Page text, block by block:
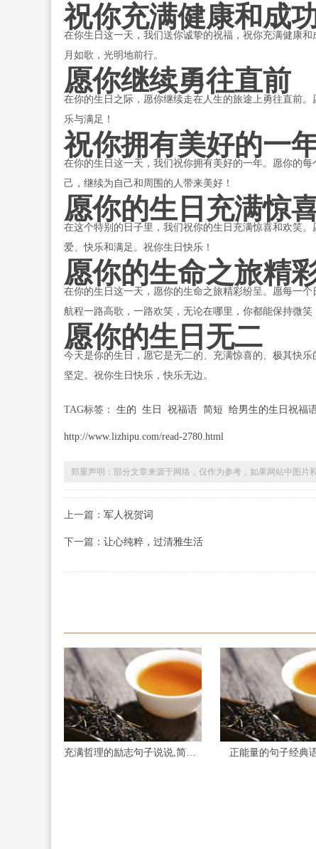
祝你充满健康和成
在你生日这一天，我们送你诚挚的祝福，祝你充满健康
月如歌，光明地前行。
愿你继续勇往直前
在你的生日之际，愿你继续走在人生的旅途上勇往直前
乐与满足！
祝你拥有美好的一
在你的生日这一天，我们祝你拥有美好的一年。愿你的
己，继续为自己和周围的人带来美好！
愿你的生日充满惊
在这个特别的日子里，我们祝你的生日充满惊喜和欢笑
爱、快乐和满足。祝你生日快乐！
愿你的生命之旅精
在你的生日这一天，愿你的生命之旅精彩纷呈。愿每一
航程一路高歌，一路欢笑，无论在哪里，你都能保持微笑
愿你的生日无二
今天是你的生日，愿它是无二的、充满惊喜的、极其快
坚定。祝你生日快乐，快乐无边。
TAG标签： 生的 生日 祝福语 简短 给男生的生日祝福
http://www.lizhipu.com/read-2780.html
郑重声明：部分文章来源于网络，仅作为参考，如果网站中图片
上一篇： 军人祝贺词
下一篇： 让心纯粹，过清雅生活
充满哲理的励志句子说说,简短暖心励志的小句子 正能量的句子经典